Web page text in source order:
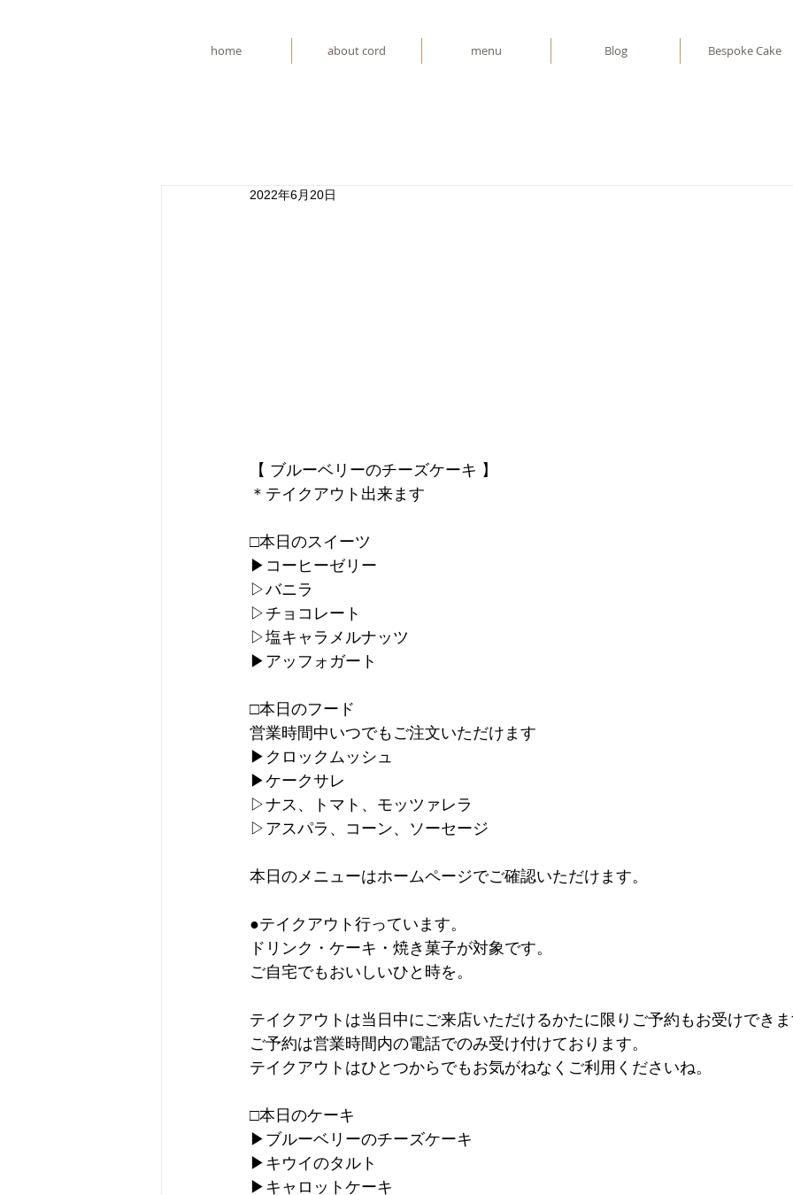
home about cord menu Blog Bespoke Cake
2022年6月20日
【 ブルーベリーのチーズケーキ 】
＊テイクアウト出来ます
□本日のスイーツ
▶︎コーヒーゼリー
▷バニラ
▷チョコレート
▷塩キャラメルナッツ
▶︎アッフォガート
□本日のフード
営業時間中いつでもご注文いただけます
▶︎クロックムッシュ
▶︎ケークサレ
▷ナス、トマト、モッツァレラ
▷アスパラ、コーン、ソーセージ
本日のメニューはホームページでご確認いただけます。
●テイクアウト行っています。
ドリンク・ケーキ・焼き菓子が対象です。
ご自宅でもおいしいひと時を。
テイクアウトは当日中にご来店いただけるかたに限りご予約もお受けでき
ご予約は営業時間内の電話でのみ受け付けております。
テイクアウトはひとつからでもお気がねなくご利用くださいね。
□本日のケーキ
▶︎ブルーベリーのチーズケーキ
▶︎キウイのタルト
▶︎キャロットケーキ